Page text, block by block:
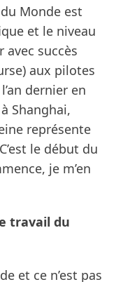
Monde est
et le niveau
avec succès
aux pilotes
dernier en
Shanghai,
représente
le début du
je m’en
travail du
et ce n’est pas